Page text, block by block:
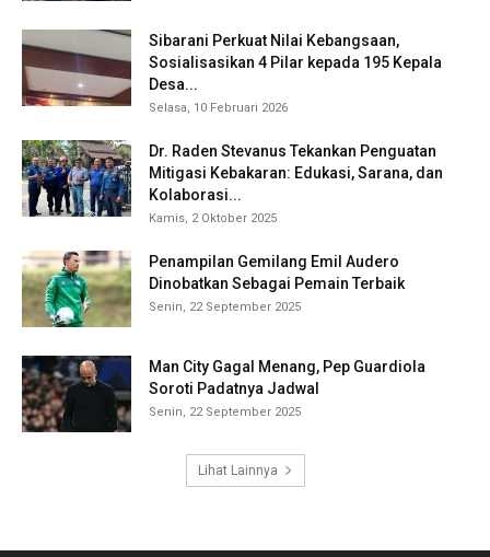
Sibarani Perkuat Nilai Kebangsaan,
Sosialisasikan 4 Pilar kepada 195 Kepala
Desa...
Selasa, 10 Februari 2026
Dr. Raden Stevanus Tekankan Penguatan
Mitigasi Kebakaran: Edukasi, Sarana, dan
Kolaborasi...
Kamis, 2 Oktober 2025
Penampilan Gemilang Emil Audero
Dinobatkan Sebagai Pemain Terbaik
Senin, 22 September 2025
Man City Gagal Menang, Pep Guardiola
Soroti Padatnya Jadwal
Senin, 22 September 2025
Lihat Lainnya